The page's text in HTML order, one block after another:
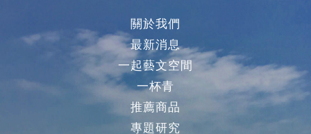
關於我們
最新消息
一起藝文空間
一杯青
推薦商品
專題研究